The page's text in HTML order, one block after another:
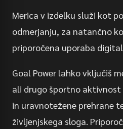
Merica v izdelku služi kot
odmerjanju, za natančno
priporočena uporaba
Goal Power lahko vključiš
ali drugo športno
in uravnotežene prehrane
življenjskega sloga.